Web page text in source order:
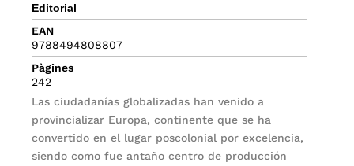
Editorial
EAN
9788494808807
Pàgines
242
Las ciudadanías globalizadas han venido a
provincializar Europa, continente que se ha
convertido en el lugar poscolonial por exce­lencia,
siendo como fue antaño centro de producción